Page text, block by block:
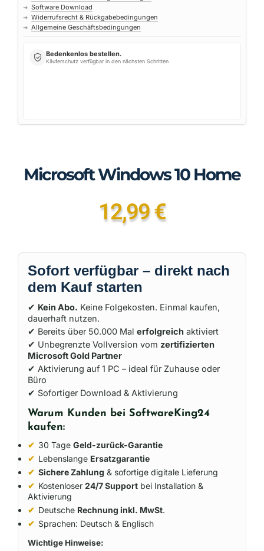
➜ Software Download
➜ Widerrufsrecht & Rückgabebedingungen
➜ Allgemeine Geschäftsbedingungen
Bedenkenlos bestellen.
Käuferschutz verfügbar in den nächsten Schritten
Microsoft Windows 10 Home
12,99€
Sofort verfügbar – direkt nach
dem Kauf starten
✔ Kein Abo. Keine Folgekosten. Einmal kaufen,
dauerhaft nutzen.
✔ Bereits über 50.000 Mal erfolgreich aktiviert
✔ Unbegrenzte Vollversion vom zertifizierten
Microsoft Gold Partner
✔ Aktivierung auf 1 PC – ideal für Zuhause oder
Büro
✔ Sofortiger Download & Aktivierung
Warum Kunden bei SoftwareKing24
kaufen:
✔ 30 Tage Geld-zurück-Garantie
✔ Lebenslange Ersatzgarantie
✔ Sichere Zahlung & sofortige digitale Lieferung
✔ Kostenloser 24/7 Support bei Installation &
Aktivierung
✔ Deutsche Rechnung inkl. MwSt.
✔ Sprachen: Deutsch & Englisch
Wichtige Hinweise: